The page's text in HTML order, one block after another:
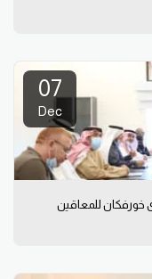
07
Dec
خورفكان للمعاقين